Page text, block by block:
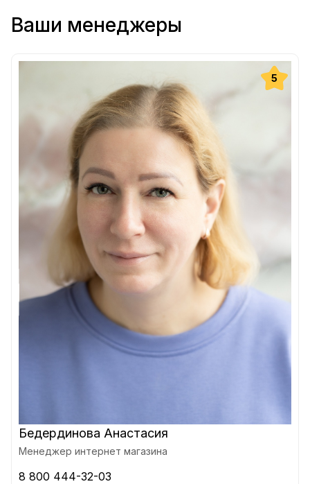
Ваши менеджеры
5
Бедердинова Анастасия
Менеджер интернет магазина
8 800 444-32-03